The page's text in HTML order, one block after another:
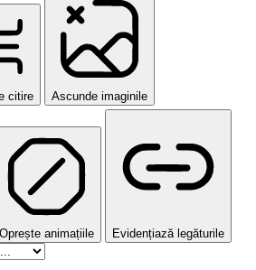
citire Ascunde imaginile
Oprește animațiile Evidențiază legăturile